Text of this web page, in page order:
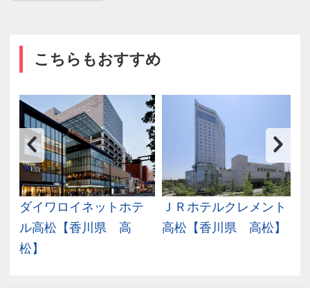
こちらもおすすめ
ダイワロイネットホテ
ル高松【香川県 高
松】
ＪＲホテルクレメント
高松【香川県 高松】